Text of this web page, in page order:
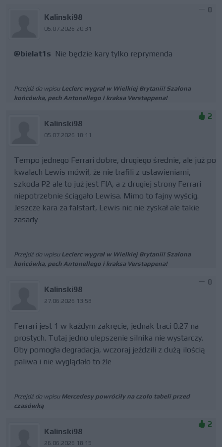
Kalinski98
05.07.2026 20:31
0
@bielat1s Nie będzie kary tylko reprymenda
Przejdź do wpisu Leclerc wygrał w Wielkiej Brytanii! Szalona
końcówka, pech Antonellego i kraksa Verstappena!
Kalinski98
05.07.2026 18:11
2
Tempo jednego Ferrari dobre, drugiego średnie, ale już po
kwalach Lewis mówił, że nie trafili z ustawieniami,
szkoda P2 ale to już jest FIA, a z drugiej strony Ferrari
niepotrzebnie ściągało Lewisa. Mimo to fajny wyścig.
Jeszcze kara za falstart, Lewis nic nie zyskał ale takie
zasady
Przejdź do wpisu Leclerc wygrał w Wielkiej Brytanii! Szalona
końcówka, pech Antonellego i kraksa Verstappena!
Kalinski98
27.06.2026 13:58
0
Ferrari jest 1 w każdym zakręcie, jednak traci 0.27 na
prostych. Tutaj jedno ulepszenie silnika nie wystarczy.
Oby pomogła degradacja, wczoraj jeździli z dużą ilością
paliwa i nie wyglądało to źle
Przejdź do wpisu Mercedesy powróciły na czoło tabeli przed
czasówką
Kalinski98
26.06.2026 18:15
2